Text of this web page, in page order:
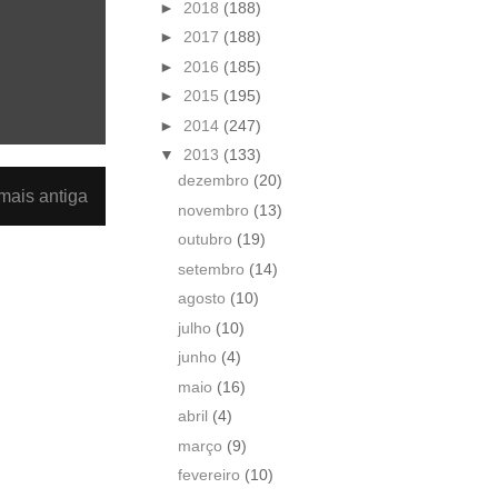
antiga
► 2018 (188)
► 2017 (188)
► 2016 (185)
► 2015 (195)
► 2014 (247)
▼ 2013 (133)
dezembro (20)
novembro (13)
outubro (19)
setembro (14)
agosto (10)
julho (10)
junho (4)
maio (16)
abril (4)
março (9)
fevereiro (10)